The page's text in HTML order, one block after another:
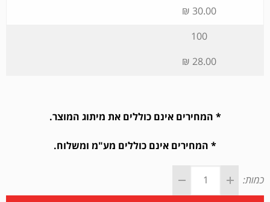
30.00 ₪
100
28.00 ₪
* המחירים אינם כוללים את מיתוג המוצר.
* המחירים אינם כוללים מע"מ ומשלוח.
כמות: